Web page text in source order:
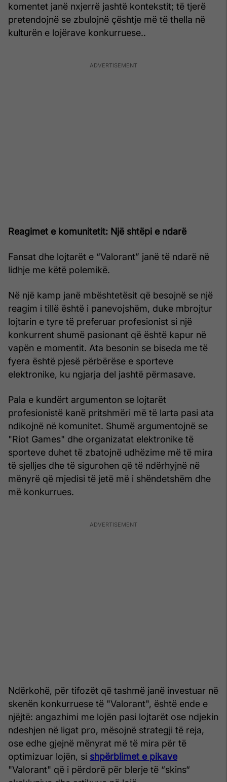
komentet janë nxjerrë jashtë kontekstit; të tjerë
pretendojnë se zbulojnë çështje më të thella në
kulturën e lojërave konkurruese..
Reagimet e komunitetit: Një shtëpi e ndarë
Fansat dhe lojtarët e “Valorant” janë të ndarë në
lidhje me këtë polemikë.
Në një kamp janë mbështetësit që besojnë se një
reagim i tillë është i panevojshëm, duke mbrojtur
lojtarin e tyre të preferuar profesionist si një
konkurrent shumë pasionant që është kapur në
vapën e momentit. Ata besonin se biseda me të
fyera është pjesë përbërëse e sporteve
elektronike, ku ngjarja del jashtë përmasave.
Pala e kundërt argumenton se lojtarët
profesionistë kanë pritshmëri më të larta pasi ata
ndikojnë në komunitet. Shumë argumentojnë se
"Riot Games" dhe organizatat elektronike të
sporteve duhet të zbatojnë udhëzime më të mira
të sjelljes dhe të sigurohen që të ndërhyjnë në
mënyrë që mjedisi të jetë më i shëndetshëm dhe
më konkurrues.
Ndërkohë, për tifozët që tashmë janë investuar në
skenën konkurruese të "Valorant", është ende e
njëjtë: angazhimi me lojën pasi lojtarët ose ndjekin
ndeshjen në ligat pro, mësojnë strategji të reja,
ose edhe gjejnë mënyrat më të mira për të
optimizuar lojën, si shpërblimet e pikave
"Valorant" që i përdorë për blerje të “skins“